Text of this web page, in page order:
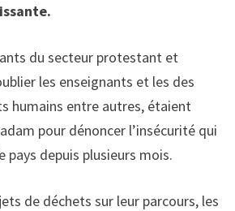
du secteur protestant et
les enseignants et les des
humains entre autres, étaient
pour dénoncer l’insécurité qui
pays depuis plusieurs mois.
de déchets sur leur parcours, les